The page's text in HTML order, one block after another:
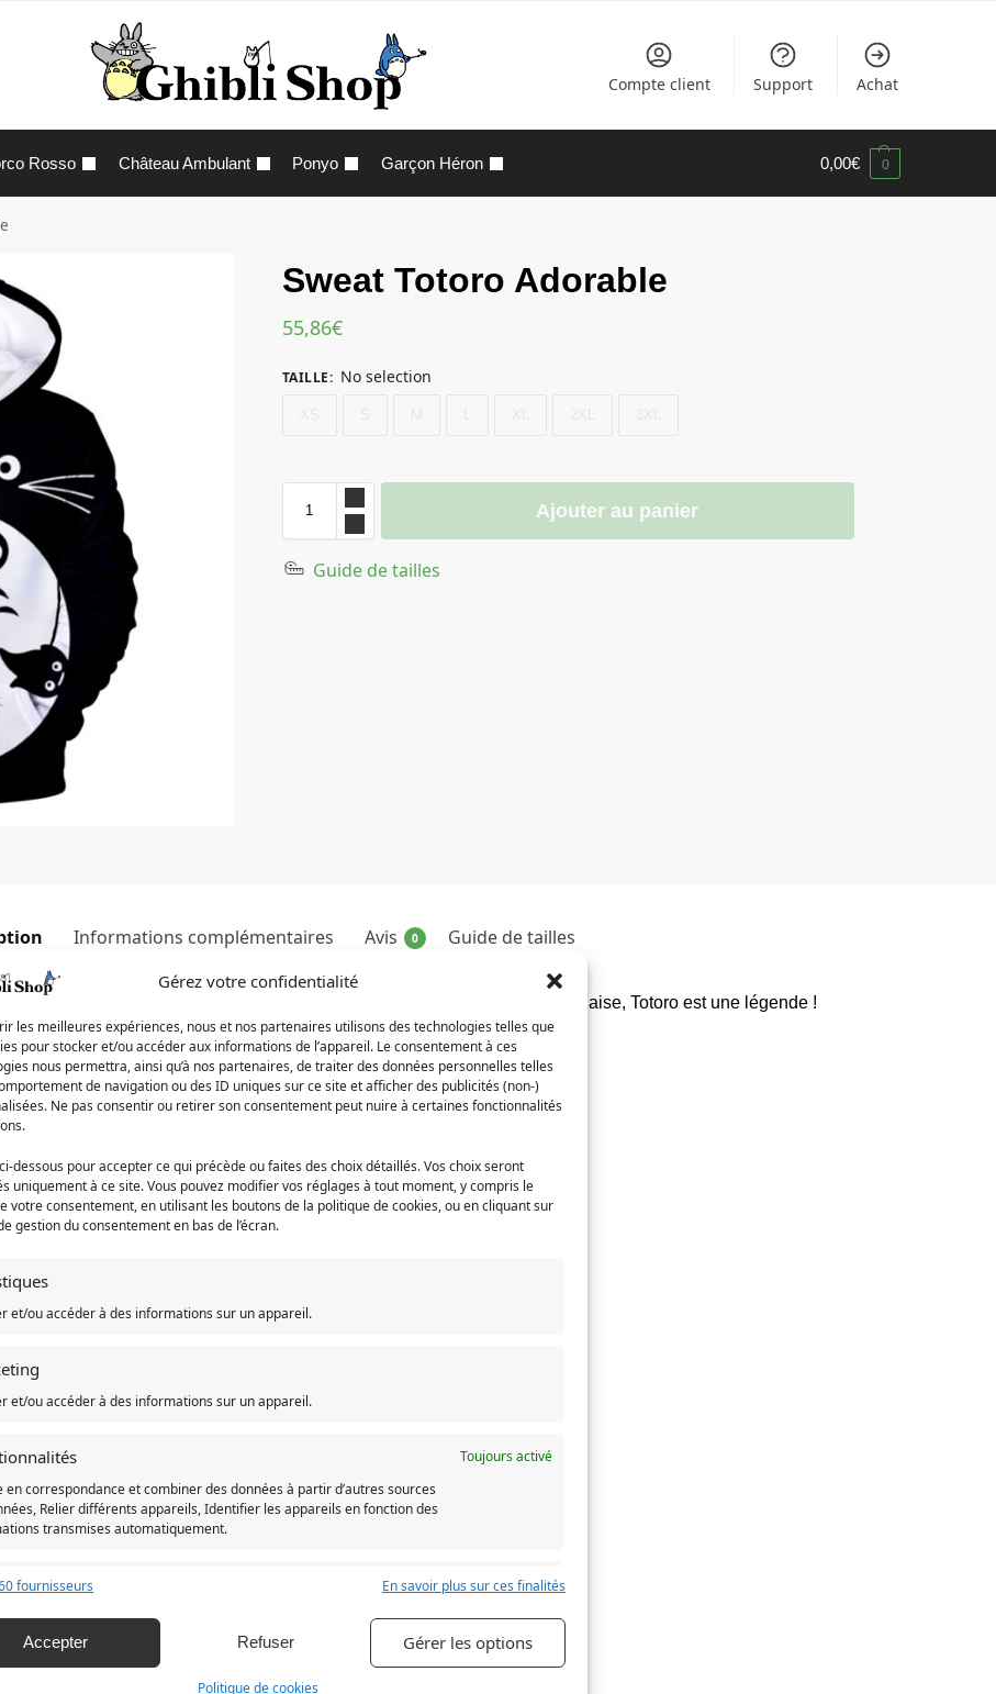
Gérez votre confidentialité
les meilleures expériences, nous et nos partenaires utilisons des technologies telles que
pour stocker et/ou accéder aux informations de l’appareil. Le consentement à ces
nous permettra, ainsi qu’à nos partenaires, de traiter des données personnelles telles
de navigation ou des ID uniques sur ce site et afficher des publicités (non-)
Ne pas consentir ou retirer son consentement peut nuire à certaines fonctionnalités
dessous pour accepter ce qui précède ou faites des choix détaillés. Vos choix seront
uniquement à ce site. Vous pouvez modifier vos réglages à tout moment, y compris le
votre consentement, en utilisant les boutons de la politique de cookies, ou en cliquant sur
gestion du consentement en bas de l’écran.
et/ou accéder à des informations sur un appareil.
et/ou accéder à des informations sur un appareil.
Toujours activé
en correspondance et combiner des données à partir d’autres sources
Relier différents appareils, Identifier les appareils en fonction des
transmises automatiquement.
la sécurité, prévenir et détecter la fraude et réparer les
et communiquer les choix en matière de
Toujours activé
fournisseurs En savoir plus sur ces finalités
Accepter Refuser Gérer les options
Politique de cookies
Compte client Support Achat
Rosso Château Ambulant Ponyo Garçon Héron 0,00€ 0
Sweat Totoro Adorable
55,86€
TAILLE: No selection
Ajouter au panier
Guide de tailles
Informations complémentaires Avis 0 Guide de tailles
est une aventure kawaii pour toi. Si tu es un fan de l’animation japonaise, Totoro est une légende !
mignon et chou
de matériaux de grande perfection
Ghibli-store.com
est Français
des du célèbre Totoro
Catégories : Sweat Totoro,Vêtement Totoro